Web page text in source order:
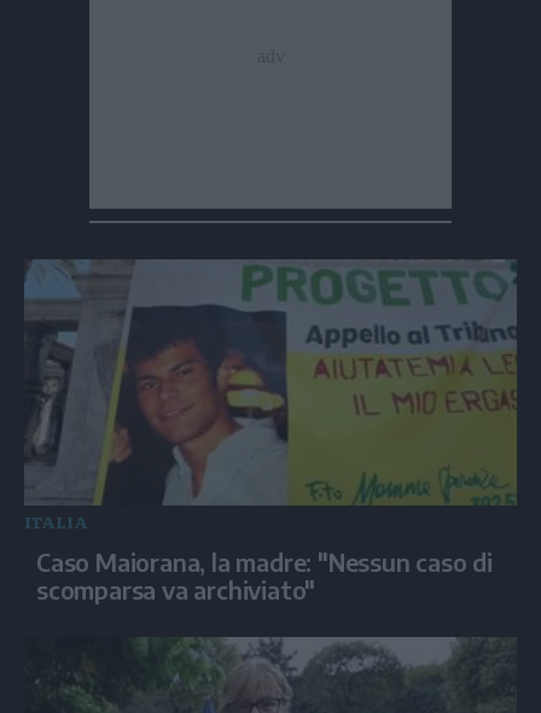
ITALIA
Caso Maiorana, la madre: "Nessun caso di
scomparsa va archiviato"